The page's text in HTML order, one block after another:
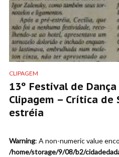
CLIPAGEM
13º Festival de
Clipagem – Crítica de
estréia
Warning: A non-numeric value
/home/storage/9/08/b2/